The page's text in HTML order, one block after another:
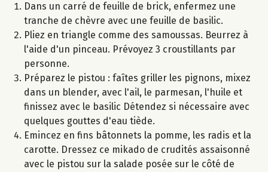
Dans un carré de feuille de brick, enfermez une
tranche de chèvre avec une feuille de basilic.
Pliez en triangle comme des samoussas. Beurrez à
l'aide d'un pinceau. Prévoyez 3 croustillants par
personne.
Préparez le pistou : faîtes griller les pignons, mixez
dans un blender, avec l'ail, le parmesan, l'huile et
finissez avec le basilic Détendez si nécessaire avec
quelques gouttes d'eau tiède.
Emincez en fins bâtonnets la pomme, les radis et la
carotte. Dressez ce mikado de crudités assaisonné
avec le pistou sur la salade posée sur le côté de